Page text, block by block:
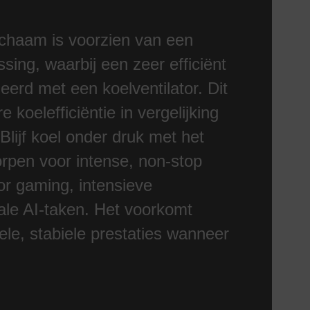
is voorzien van een
waarbij een zeer efficiënt
met een koelventilator. Dit
koelefficiëntie in vergelijking
koel onder druk met het
voor intense, non-stop
gaming, intensieve
AI-taken. Het voorkomt
stabiele prestaties wanneer